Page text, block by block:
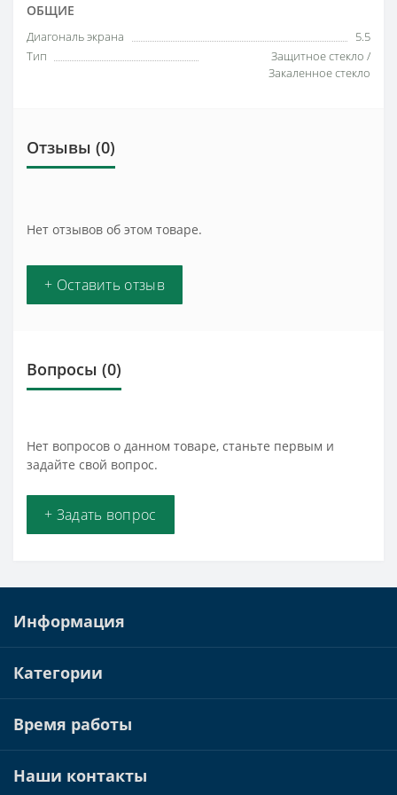
ОБЩИЕ
Диагональ экрана
5.5
Тип
Защитное стекло /
Закаленное стекло
Отзывы (0)
Нет отзывов об этом товаре.
+ Оставить отзыв
Вопросы (0)
Нет вопросов о данном товаре, станьте первым и
задайте свой вопрос.
+ Задать вопрос
Информация
Категории
Время работы
Наши контакты